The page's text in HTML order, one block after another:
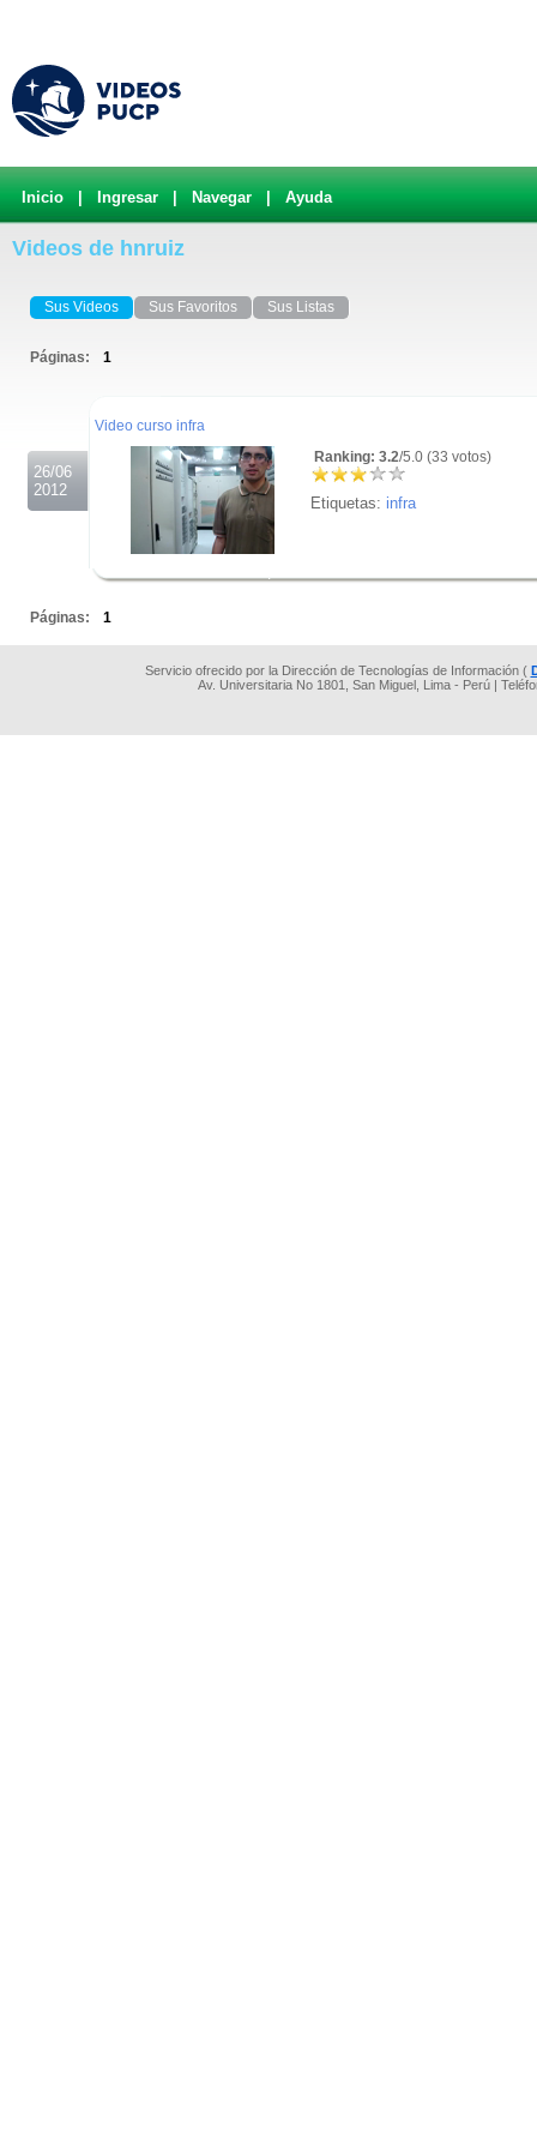
Inicio Ingresar Navegar Ayuda
Videos de hnruiz
Sus Videos Sus Favoritos Sus Listas
Páginas: 1
26/06
2012
Video curso infra
Ranking: 3.2/5.0 (33 votos)
Etiquetas: infra
Páginas: 1
Servicio ofrecido por la Dirección de Tecnologías de Información (
Av. Universitaria No 1801, San Miguel, Lima - Perú |